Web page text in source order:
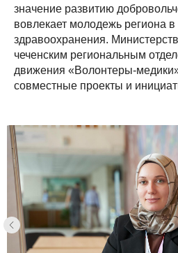
значение развитию
вовлекает молодежь региона
здравоохранения.
чеченским региональным
движения «Волонтеры-
совместные проекты и